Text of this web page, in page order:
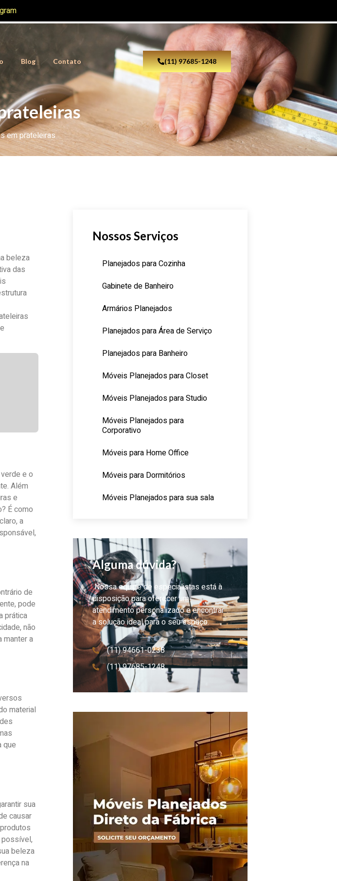
Blog Contato (11) 97685-1248
em prateleiras
beleza
das
e o
Além
e
É como
a
de
pode
prática
não
manter a
material
que
sua
causar
beleza
na
Nossos Serviços
Planejados para Cozinha
Gabinete de Banheiro
Armários Planejados
Planejados para Área de Serviço
Planejados para Banheiro
Móveis Planejados para Closet
Móveis Planejados para Studio
Móveis Planejados para
Corporativo
Móveis para Home Office
Móveis para Dormitórios
Móveis Planejados para sua sala
Alguma dúvida?
Nossa equipe de especialistas está à
disposição para oferecer um
atendimento personalizado e encontrar
a solução ideal para o seu espaço.
(11) 94661-0238
(11) 97685-1248